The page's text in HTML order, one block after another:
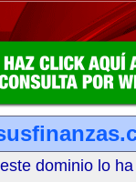
dominio lo